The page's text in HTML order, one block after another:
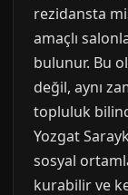
rezidansta
amaçlı
bulunur. Bu
değil, aynı
topluluk
Yozgat
sosyal
kurabilir ve